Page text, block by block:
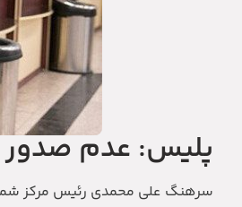
پلیس: عدم صدور
سرهنگ علی محمدی رئیس مرکز